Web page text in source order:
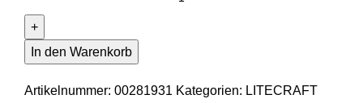
In den Warenkorb
Artikelnummer: 00281931 Kategorien: LITECRAFT